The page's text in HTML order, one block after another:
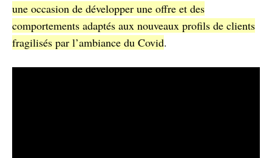
une occasion de développer une offre et des
comportements adaptés aux nouveaux profils de clients
fragilisés par l’ambiance du Covid.